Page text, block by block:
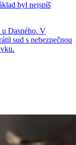
byl nejspíš
u Dasného. V
sud s nebezpečnou